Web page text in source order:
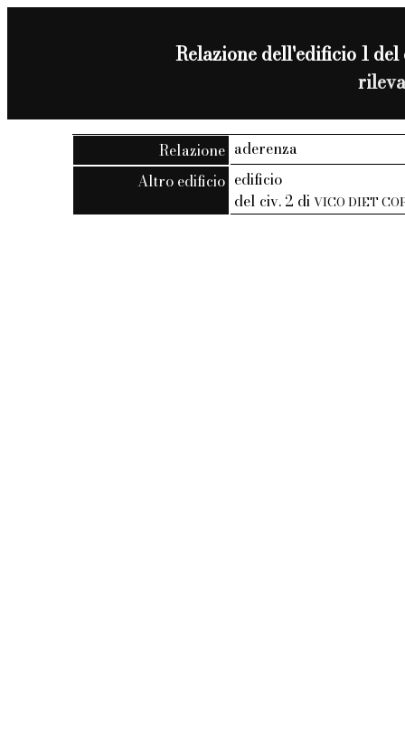
Relazione dell'edificio 1
Relazione aderenza
Altro edificio edificio
del civ. 2 diVICO DIET